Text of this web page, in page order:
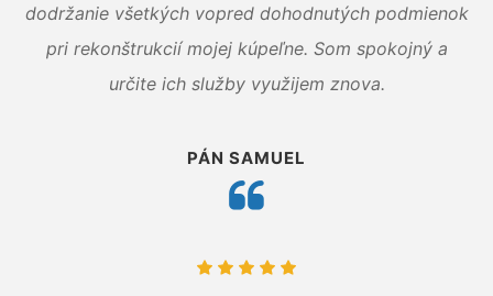
dodržanie všetkých vopred dohodnutých podmienok
pri rekonštrukcií mojej kúpeľne. Som spokojný a
určite ich služby využijem znova.
PÁN SAMUEL